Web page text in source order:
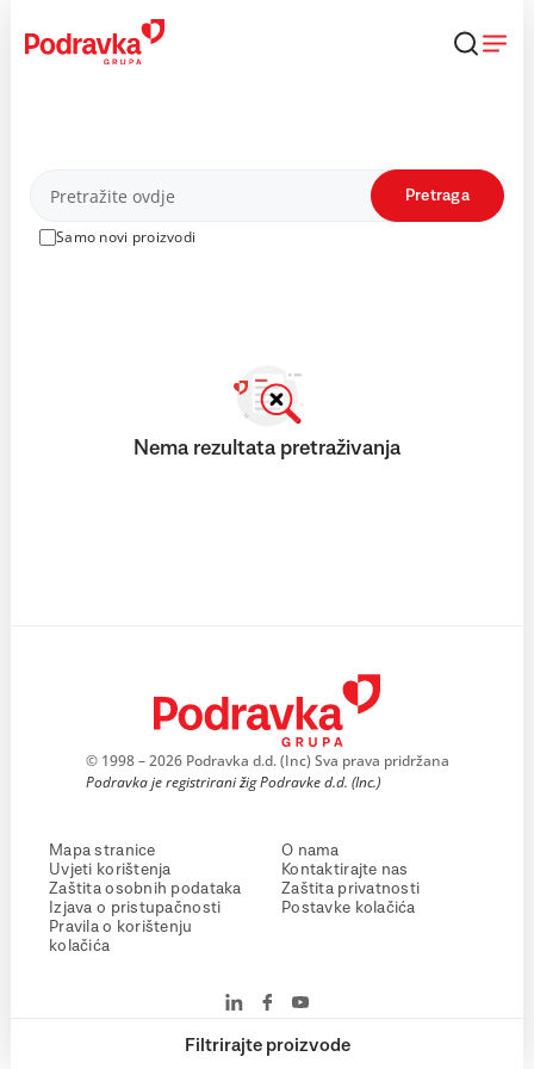
content
Proizvodi
Samo novi proizvodi
Pretraga
Filtrirajte proizvode
Nema rezultata pretraživanja
© 1998 – 2026 Podravka d.d. (Inc) Sva prava pridržana
Podravka je registrirani žig Podravke d.d. (Inc.)
Mapa stranice
Uvjeti korištenja
Zaštita osobnih podataka
Izjava o pristupačnosti
Pravila o korištenju
kolačića
O nama
Kontaktirajte nas
Zaštita privatnosti
Postavke kolačića